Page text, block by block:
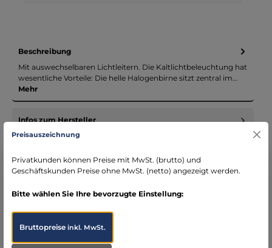
Beschreibung
Mit auswechselbaren Lichtleitern. Die Kaltlichtbeleuchtung hat
wesentliche Vorteile: Die helle Halogenbirne sitzt zentral im…
Mehr
Infos zum Hersteller
Folgende Infos zum Hersteller sind verfübar...
Bewertungen
Preisauszeichnung
Privatkunden können Preise mit MwSt. (brutto) und
Geschäftskunden Preise ohne MwSt. (netto) angezeigt werden.
Bitte wählen Sie Ihre bevorzugte Einstellung:
Bruttopreiseinkl. MwSt.